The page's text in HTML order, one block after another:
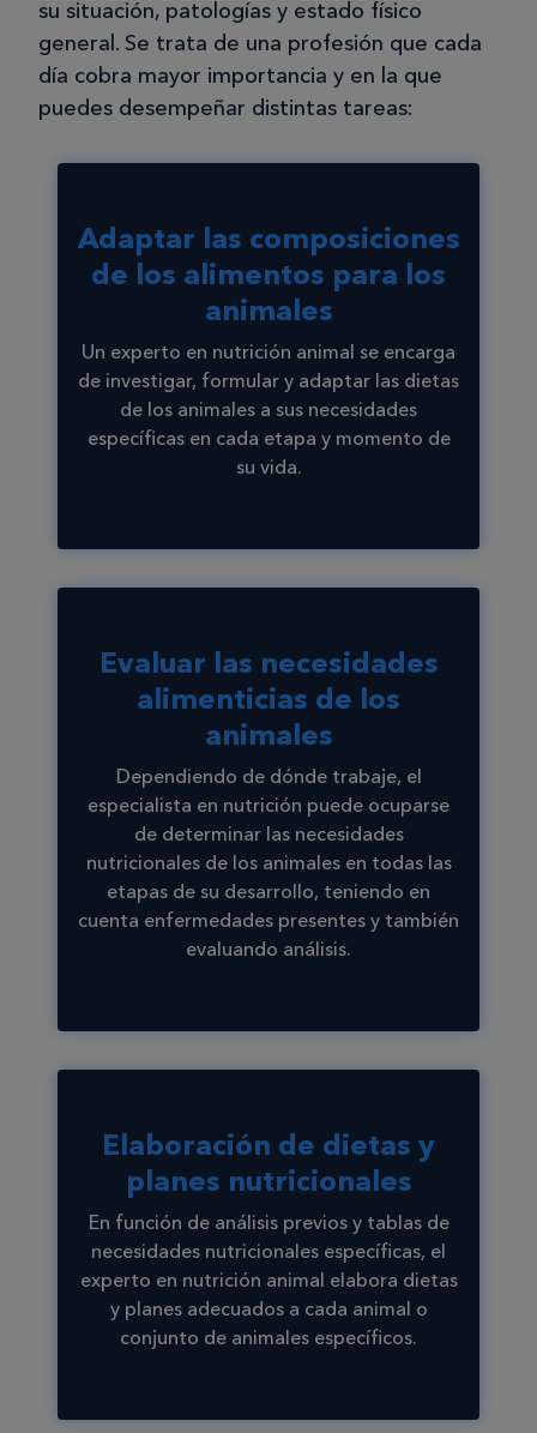
su situación, patologías y estado físico
general. Se trata de una profesión que cada
día cobra mayor importancia y en la que
puedes desempeñar distintas tareas:
Adaptar las composiciones
de los alimentos para los
animales
Un experto en nutrición animal se encarga
de investigar, formular y adaptar las dietas
de los animales a sus necesidades
específicas en cada etapa y momento de
su vida.
Evaluar las necesidades
alimenticias de los
animales
Dependiendo de dónde trabaje, el
especialista en nutrición puede ocuparse
de determinar las necesidades
nutricionales de los animales en todas las
etapas de su desarrollo, teniendo en
cuenta enfermedades presentes y también
evaluando análisis.
Elaboración de dietas y
planes nutricionales
En función de análisis previos y tablas de
necesidades nutricionales específicas, el
experto en nutrición animal elabora dietas
y planes adecuados a cada animal o
conjunto de animales específicos.